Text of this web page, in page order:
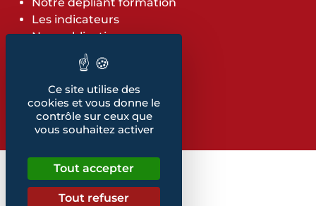
Les indicateurs
Nos publications
Retrouvez également...
Notre glossaire
Ce site utilise des
cookies et vous donne le
contrôle sur ceux que
vous souhaitez activer
Tout accepter
Tout refuser